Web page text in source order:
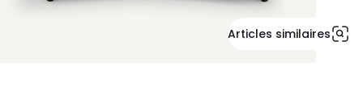
Articles similaires